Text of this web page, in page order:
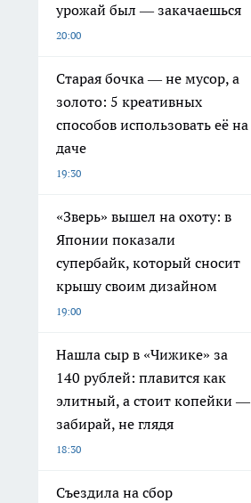
урожай был — закачаешься
20:00
Старая бочка — не мусор, а
золото: 5 креативных
способов использовать её на
даче
19:30
«Зверь» вышел на охоту: в
Японии показали
супербайк, который сносит
крышу своим дизайном
19:00
Нашла сыр в «Чижике» за
140 рублей: плавится как
элитный, а стоит копейки —
забирай, не глядя
18:30
Съездила на сбор